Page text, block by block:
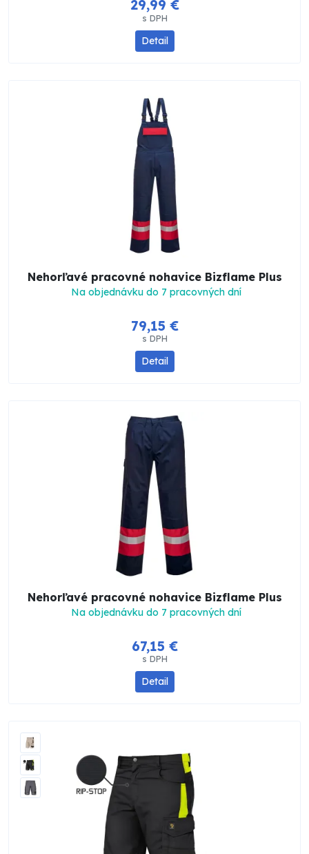
29,99 €
s DPH
Detail
Nehorľavé pracovné nohavice Bizflame Plus
Na objednávku do 7 pracovných dní
79,15 €
s DPH
Detail
Nehorľavé pracovné nohavice Bizflame Plus
Na objednávku do 7 pracovných dní
67,15 €
s DPH
Detail